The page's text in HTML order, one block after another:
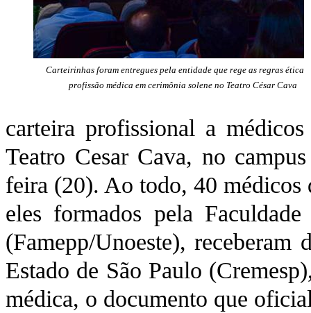
Carteirinhas foram entregues pela entidade que rege as regras éticas
profissão médica em cerimônia solene no Teatro César Cava
carteira profissional a
Teatro Cesar Cava, no
feira (20). Ao todo, 40 médicos
eles formados pela
(Famepp/Unoeste),
Estado de São Paulo
médica, o documento que